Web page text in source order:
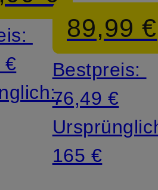
€
89,99 €
Bestpreis:
76,49 €
165 €